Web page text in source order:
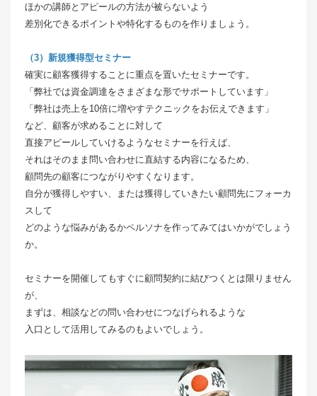
ほかの講師とアピールの方法が被らないよう
差別化できるポイントや特化するものを作りましょう。
（3）新規獲得型セミナー
確実に顧客獲得することに重点を置いたセミナーです。
「弊社では資金調達をさまざまな形でサポートしています」
「弊社は売上を10倍に増やすテクニックをお伝えできます」
など、顧客が求めることに対して
直接アピールしていけるようなセミナーを行えば、
それはそのまま問い合わせに直結する内容になるため、
顧問先の顧客につながりやすくなります。
自分が獲得しやすい、または獲得していきたい顧問先にフォーカ
スして
どのような悩みがあるかペルソナを作ってみてはいかがでしょう
か。
セミナーを開催してもすぐに顧問契約に結びつくとは限りません
が、
まずは、相談などの問い合わせにつなげられるような
入口として活用してみるのもよいでしょう。